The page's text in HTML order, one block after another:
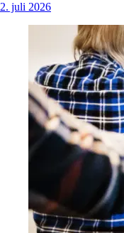
2. juli 2026